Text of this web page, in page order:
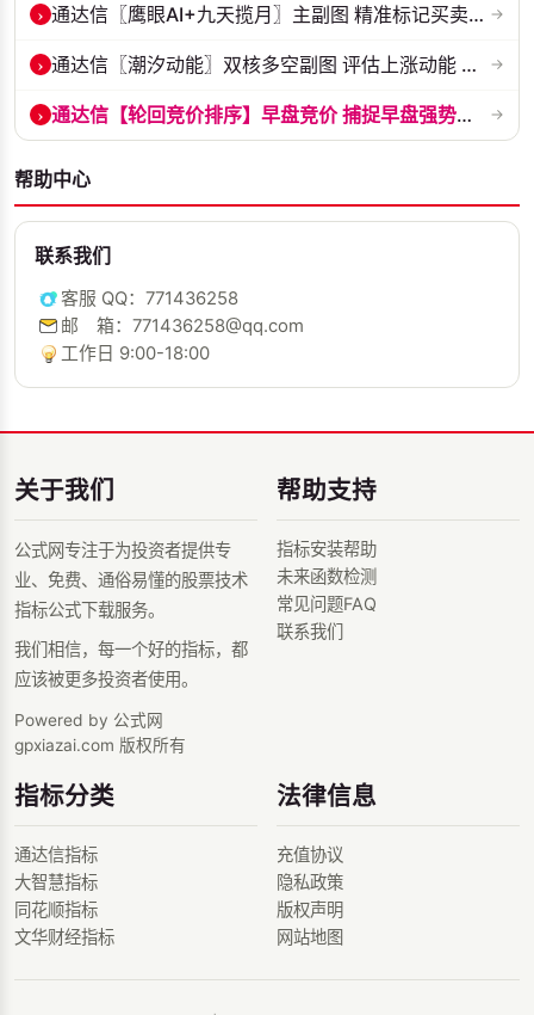
› 通达信〖鹰眼AI+九天揽月〗主副图 精准标记买卖拐点 九维因子共振过滤杂... →
› 通达信〖潮汐动能〗双核多空副图 评估上涨动能 量化判断多空力量的强弱... →
› 通达信【轮回竞价排序】早盘竞价 捕捉早盘强势起爆点 副图排序 源码 贴... →
帮助中心
联系我们
客服 QQ：771436258
邮 箱：771436258@qq.com
工作日 9:00-18:00
关于我们
公式网专注于为投资者提供专
业、免费、通俗易懂的股票技术
指标公式下载服务。
我们相信，每一个好的指标，都
应该被更多投资者使用。
Powered by 公式网
gpxiazai.com 版权所有
帮助支持
指标安装帮助
未来函数检测
常见问题FAQ
联系我们
指标分类
通达信指标
大智慧指标
同花顺指标
文华财经指标
法律信息
充值协议
隐私政策
版权声明
网站地图